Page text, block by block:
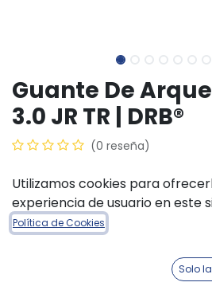
Guante De
3.0 JR TR | DRB®
(0 reseña)
$17.700,00
TALLE ACCESORIOS
Utilizamos cookies para
experiencia de usuario en este
Política de Cookies
Solo